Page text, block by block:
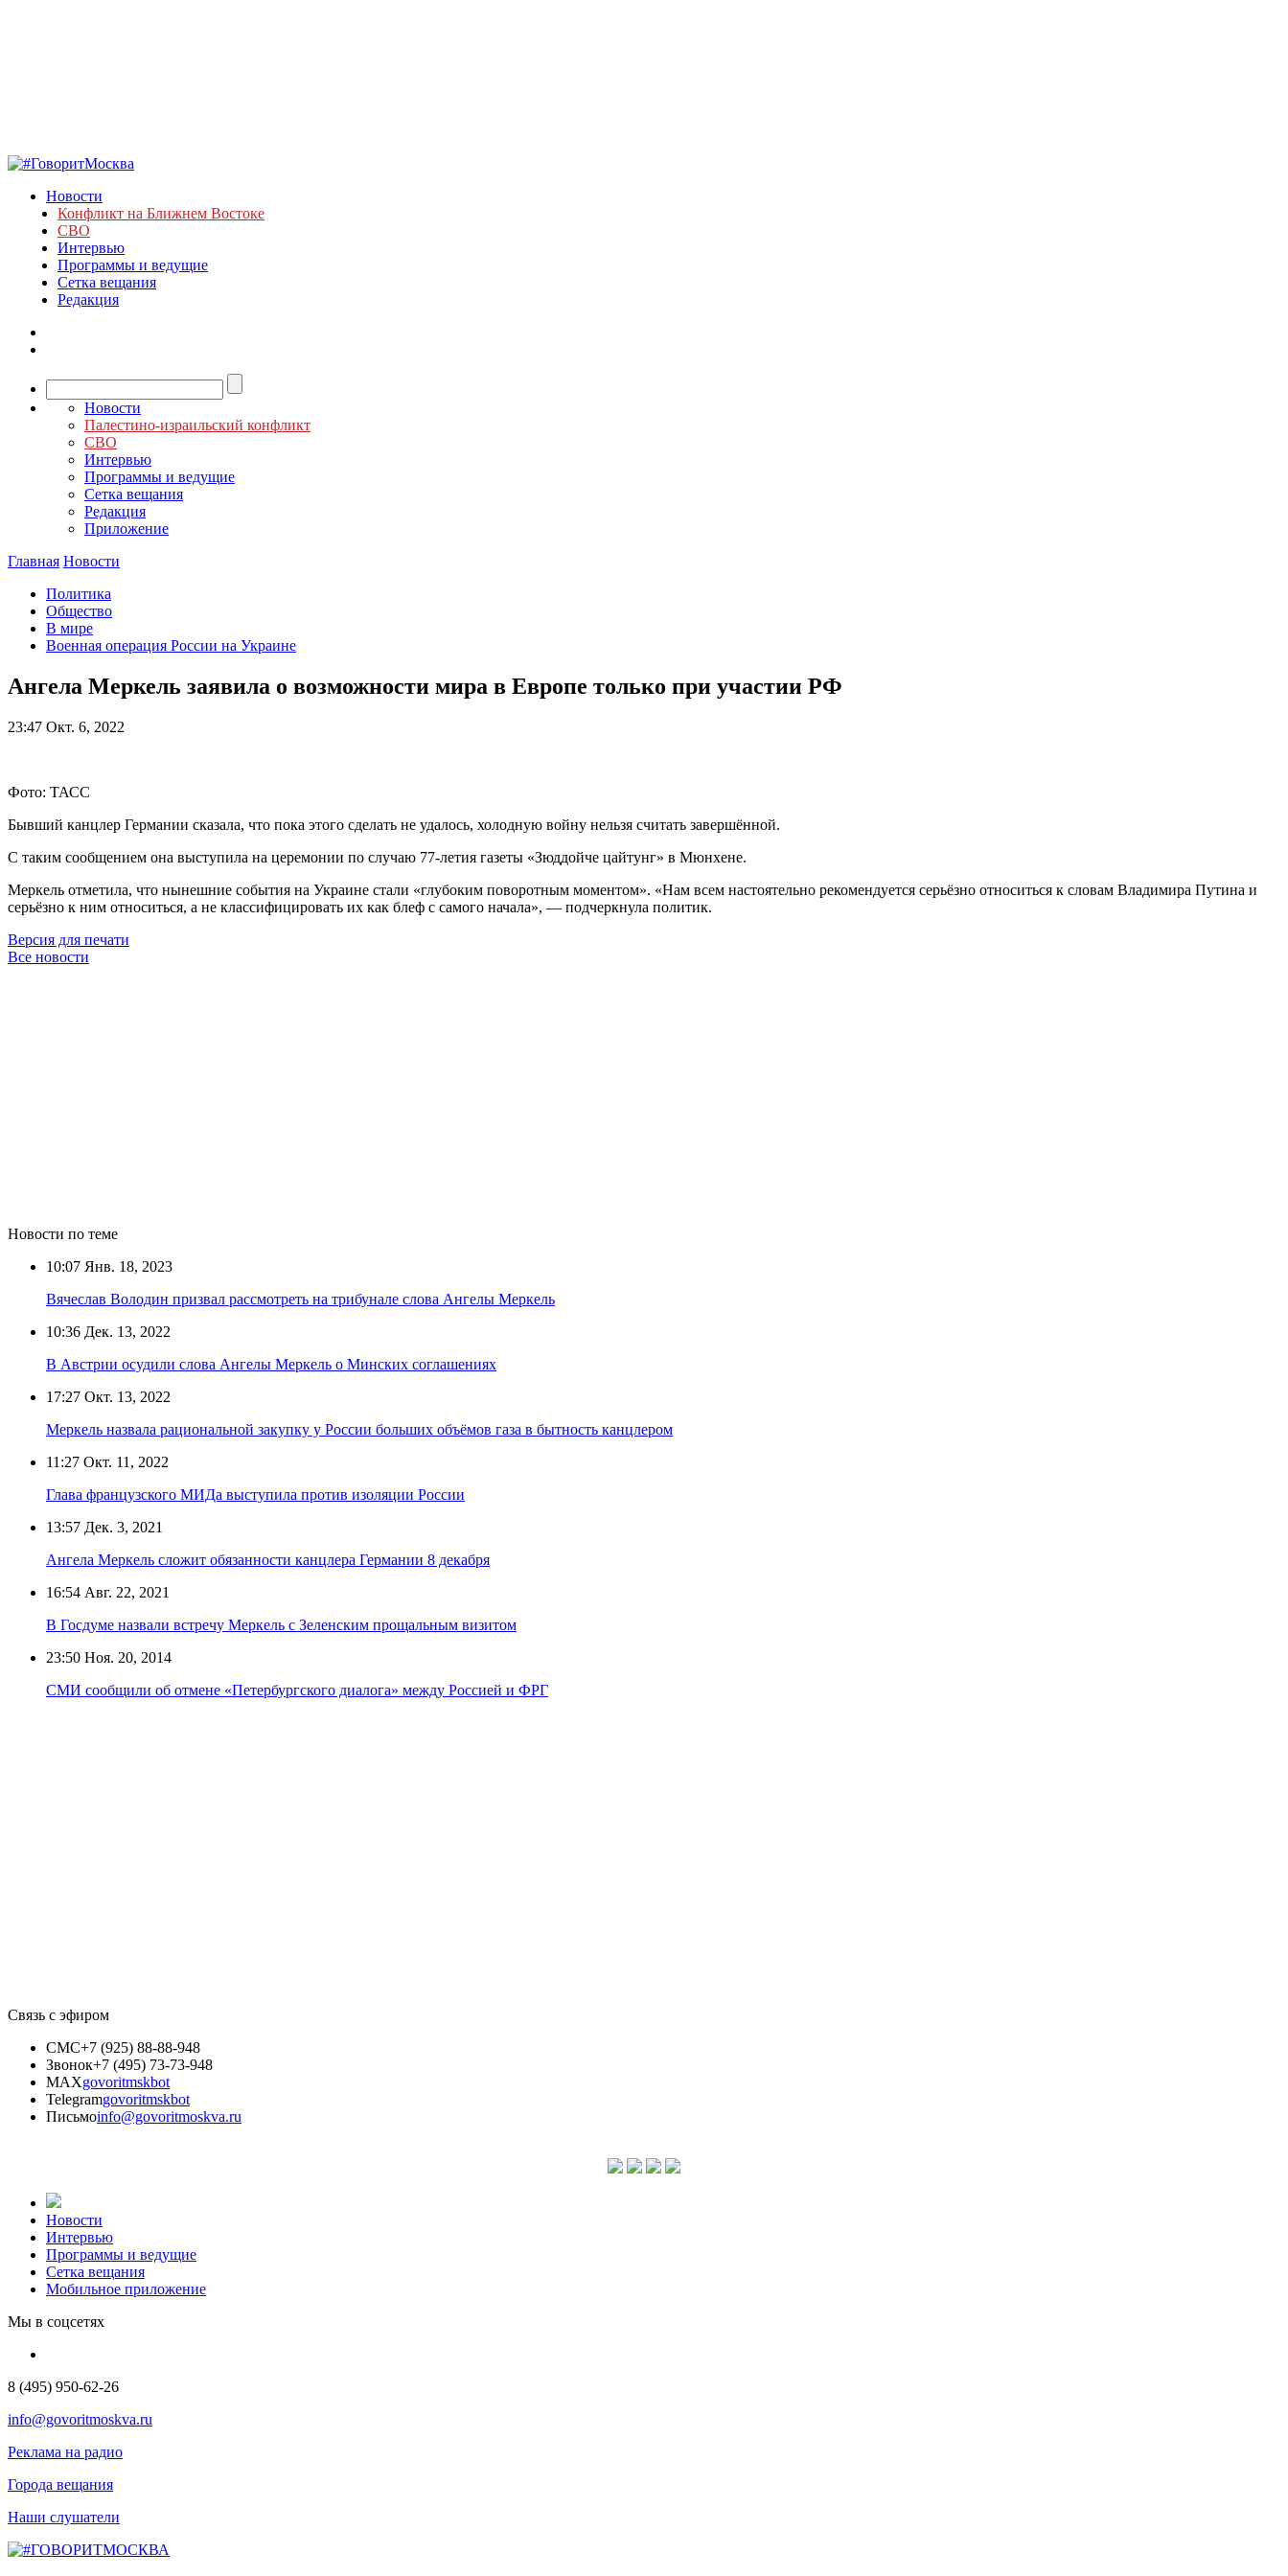
Новости
Конфликт на Ближнем Востоке
СВО
Интервью
Программы и ведущие
Сетка вещания
Редакция
Новости
Палестино-израильский конфликт
СВО
Интервью
Программы и ведущие
Сетка вещания
Редакция
Приложение
Главная Новости
Политика
Общество
В мире
Военная операция России на Украине
Ангела Меркель заявила о возможности мира в Европе только при участии РФ
23:47 Окт. 6, 2022
Фото: ТАСС
Бывший канцлер Германии сказала, что пока этого сделать не удалось, холодную войну нельзя считать завершённой.
С таким сообщением она выступила на церемонии по случаю 77-летия газеты «Зюддойче цайтунг» в Мюнхене.
Меркель отметила, что нынешние события на Украине стали «глубоким поворотным моментом». «Нам всем настоятельно рекомендуется серьёзно относиться к словам Владимира Путина и
серьёзно к ним относиться, а не классифицировать их как блеф с самого начала», — подчеркнула политик.
Версия для печати
Все новости
Новости по теме
10:07 Янв. 18, 2023
Вячеслав Володин призвал рассмотреть на трибунале слова Ангелы Меркель
10:36 Дек. 13, 2022
В Австрии осудили слова Ангелы Меркель о Минских соглашениях
17:27 Окт. 13, 2022
Меркель назвала рациональной закупку у России больших объёмов газа в бытность канцлером
11:27 Окт. 11, 2022
Глава французского МИДа выступила против изоляции России
13:57 Дек. 3, 2021
Ангела Меркель сложит обязанности канцлера Германии 8 декабря
16:54 Авг. 22, 2021
В Госдуме назвали встречу Меркель с Зеленским прощальным визитом
23:50 Ноя. 20, 2014
СМИ сообщили об отмене «Петербургского диалога» между Россией и ФРГ
Связь с эфиром
СМС+7 (925) 88-88-948
Звонок+7 (495) 73-73-948
MAXgovoritmskbot
Telegramgovoritmskbot
Письмоinfo@govoritmoskva.ru
Новости
Интервью
Программы и ведущие
Сетка вещания
Мобильное приложение
Мы в соцсетях
8 (495) 950-62-26
info@govoritmoskva.ru
Реклама на радио
Города вещания
Наши слушатели